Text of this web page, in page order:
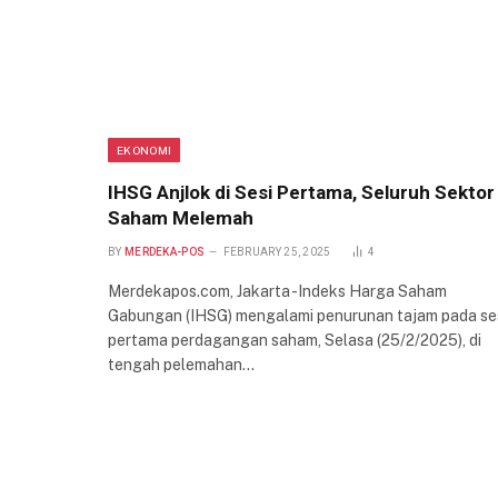
EKONOMI
IHSG Anjlok di Sesi Pertama, Seluruh Sektor
Saham Melemah
BY MERDEKA-POS FEBRUARY 25, 2025 4
Merdekapos.com, Jakarta -Indeks Harga Saham
Gabungan (IHSG) mengalami penurunan tajam pada
pertama perdagangan saham, Selasa (25/2/2025), di
tengah pelemahan…